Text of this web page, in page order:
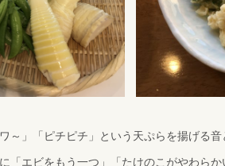
～」「ピチピチ」という天ぷらを揚げる
「エビをもう一つ」「たけのこがやわら